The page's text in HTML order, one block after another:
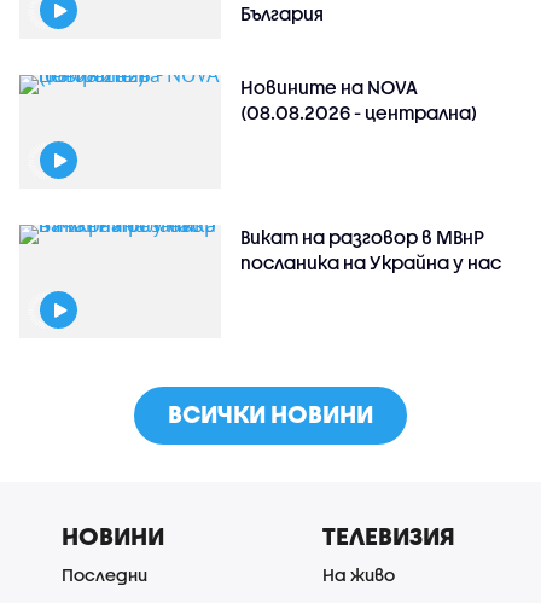
България
Новините на NOVA
(08.08.2026 - централна)
Викат на разговор в МВнР
посланика на Украйна у нас
ВСИЧКИ НОВИНИ
НОВИНИ
Последни
ТЕЛЕВИЗИЯ
На живо